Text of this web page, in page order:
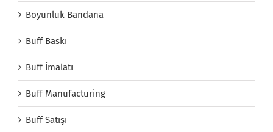
Boyunluk Bandana
Buff Baskı
Buff İmalatı
Buff Manufacturing
Buff Satışı